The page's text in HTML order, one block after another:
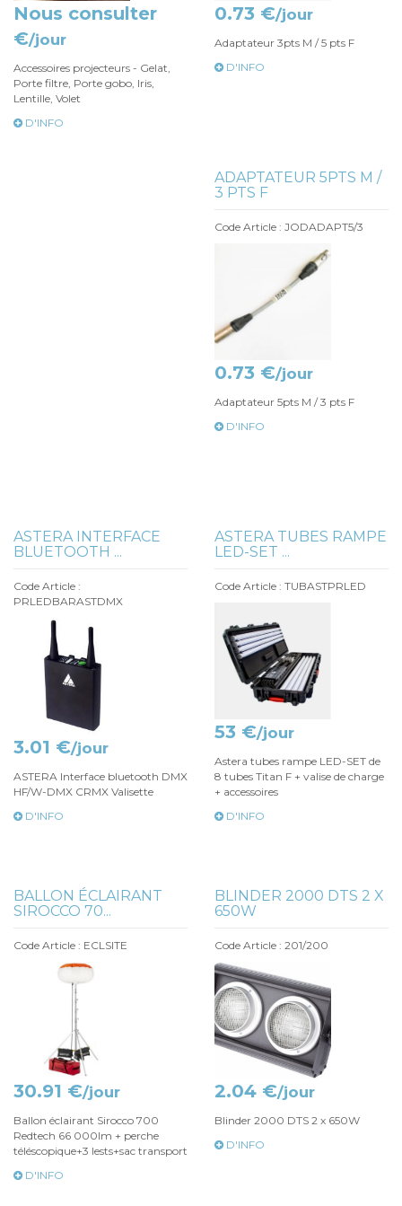
Nous consulter
€/jour
Accessoires projecteurs - Gelat,
Porte filtre, Porte gobo, Iris,
Lentille, Volet
D'INFO
0.73 €/jour
Adaptateur 3pts M / 5 pts F
D'INFO
ADAPTATEUR 5PTS M /
3 PTS F
Code Article : JODADAPT5/3
0.73 €/jour
Adaptateur 5pts M / 3 pts F
D'INFO
ASTERA INTERFACE
BLUETOOTH ...
Code Article :
PRLEDBARASTDMX
3.01 €/jour
ASTERA Interface bluetooth DMX
HF/W-DMX CRMX Valisette
D'INFO
ASTERA TUBES RAMPE
LED-SET ...
Code Article : TUBASTPRLED
53 €/jour
Astera tubes rampe LED-SET de
8 tubes Titan F + valise de charge
+ accessoires
D'INFO
BALLON ÉCLAIRANT
SIROCCO 70...
Code Article : ECLSITE
30.91 €/jour
Ballon éclairant Sirocco 700
Redtech 66 000lm + perche
téléscopique+3 lests+sac transport
D'INFO
BLINDER 2000 DTS 2 X
650W
Code Article : 201/200
2.04 €/jour
Blinder 2000 DTS 2 x 650W
D'INFO